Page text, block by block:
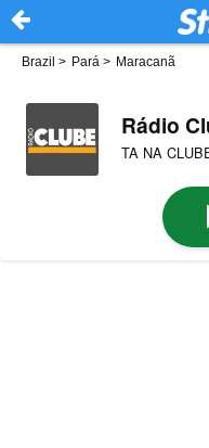
Brazil > Pará > Maracanã
Rádio
TA NA